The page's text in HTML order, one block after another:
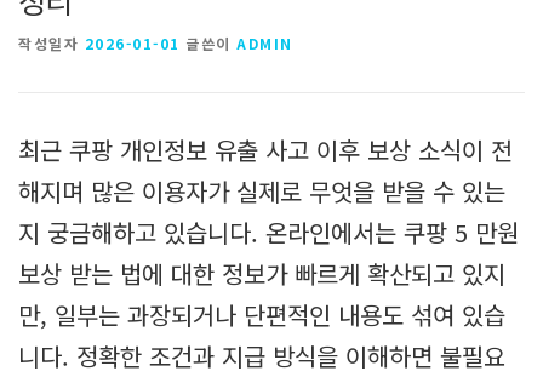
작성일자 2026-01-01 글쓴이 ADMIN
최근 쿠팡 개인정보 유출 사고 이후 보상 소식이 전
해지며 많은 이용자가 실제로 무엇을 받을 수 있는
지 궁금해하고 있습니다. 온라인에서는 쿠팡 5 만원
보상 받는 법에 대한 정보가 빠르게 확산되고 있지
만, 일부는 과장되거나 단편적인 내용도 섞여 있습
니다. 정확한 조건과 지급 방식을 이해하면 불필요